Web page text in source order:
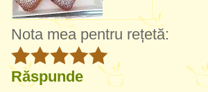
Nota mea pentru rețetă:
Răspunde